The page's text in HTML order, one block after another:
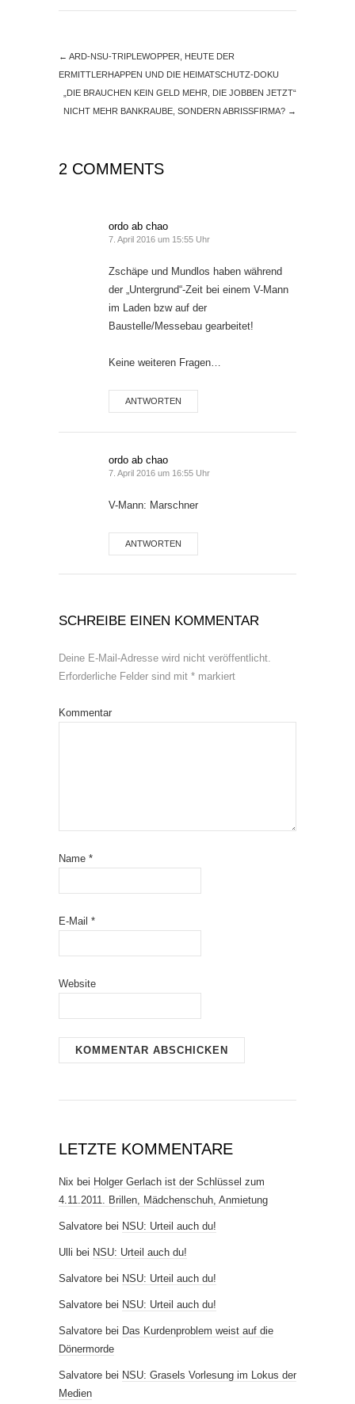
← ARD-NSU-TRIPLEWOPPER, HEUTE DER
ERMITTLERHAPPEN UND DIE HEIMATSCHUTZ-DOKU
„DIE BRAUCHEN KEIN GELD MEHR, DIE JOBBEN JETZT“
NICHT MEHR BANKRAUBE, SONDERN ABRISSFIRMA? →
2 COMMENTS
ordo ab chao
7. April 2016 um 15:55 Uhr
Zschäpe und Mundlos haben während
der „Untergrund“-Zeit bei einem V-Mann
im Laden bzw auf der
Baustelle/Messebau gearbeitet!
Keine weiteren Fragen…
ANTWORTEN
ordo ab chao
7. April 2016 um 16:55 Uhr
V-Mann: Marschner
ANTWORTEN
SCHREIBE EINEN KOMMENTAR
Deine E-Mail-Adresse wird nicht veröffentlicht.
Erforderliche Felder sind mit * markiert
Kommentar
Name *
E-Mail *
Website
LETZTE KOMMENTARE
Nix bei Holger Gerlach ist der Schlüssel zum
4.11.2011. Brillen, Mädchenschuh, Anmietung
Salvatore bei NSU: Urteil auch du!
Ulli bei NSU: Urteil auch du!
Salvatore bei NSU: Urteil auch du!
Salvatore bei NSU: Urteil auch du!
Salvatore bei Das Kurdenproblem weist auf die
Dönermorde
Salvatore bei NSU: Grasels Vorlesung im Lokus der
Medien